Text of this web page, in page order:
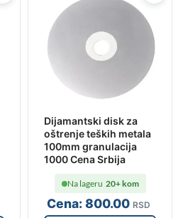
Dijamantski disk za
oštrenje teških metala
100mm granulacija
1000 Cena Srbija
Cena:800.00 RSD
Na lageru 20+ kom